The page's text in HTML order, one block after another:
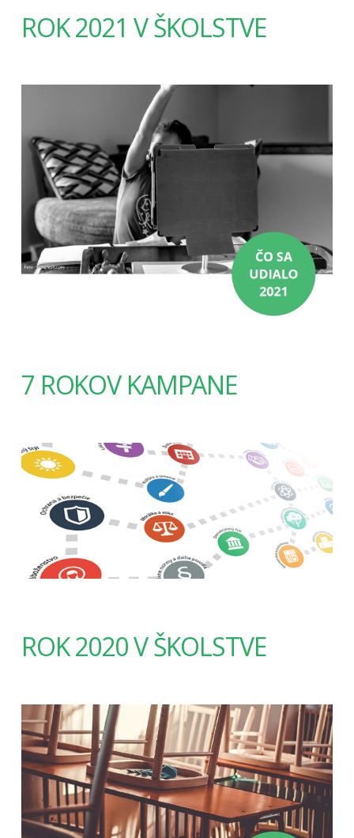
ROK 2021 V ŠKOLSTVE
7 ROKOV KAMPANE
ROK 2020 V ŠKOLSTVE